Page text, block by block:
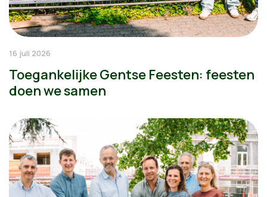
16 juli 2026
Toegankelijke Gentse Feesten: feesten
doen we samen